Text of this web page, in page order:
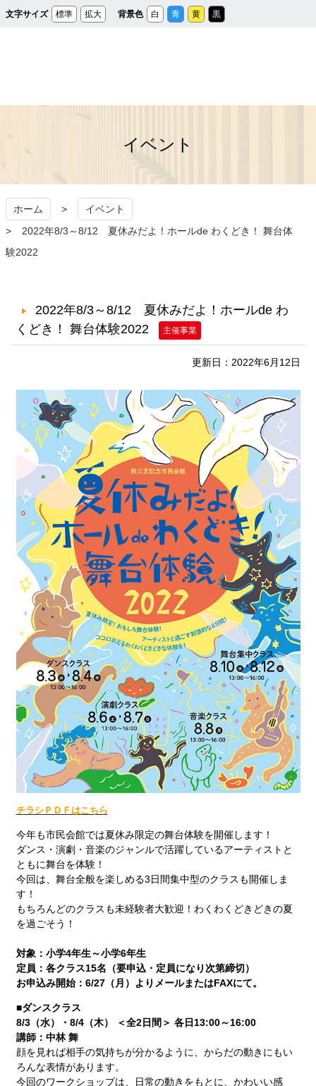
メ
イ
文字サイズ 標準 拡大 背景色 白 青 黄 黒
秩父宮記念市民会館
イベント
ホーム
イベント
2022年8/3～8/12 夏休みだよ！ホールde わくどき！ 舞台体
験2022
2022年8/3～8/12 夏休みだよ！ホールde わ
くどき！ 舞台体験2022
主催事業
更新日：2022年6月12日
チラシＰＤＦはこちら
今年も市民会館では夏休み限定の舞台体験を開催します！
ダンス・演劇・音楽のジャンルで活躍しているアーティストと
ともに舞台を体験！
今回は、舞台全般を楽しめる3日間集中型のクラスも開催しま
す！
もちろんどのクラスも未経験者大歓迎！わくわくどきどきの夏
を過ごそう！
対象：小学4年生～小学6年生
定員：各クラス15名（要申込・定員になり次第締切）
お申込み開始：6/27（月）よりメールまたはFAXにて。
■ダンスクラス
8/3（水）・8/4（木） ＜全2日間＞ 各日13:00～16:00
講師：中林 舞
顔を見れば相手の気持ちが分かるように、からだの動きにもい
ろんな表情があります。
今回のワークショップは、日常の動きをもとに、かわいい感